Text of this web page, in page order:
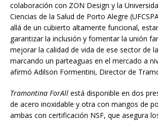
colaboración con ZON Design y la
Ciencias de la Salud de Porto Alegre
allá de un cubierto altamente funcional,
garantizar la inclusión y fomentar la unión
mejorar la calidad de vida de ese sector de
marcando un parteaguas en el mercado a
afirmó Adilson Formentini, Director de
Tramontina ForAll está disponible en dos
de acero inoxidable y otra con mangos de
ambas con certificación NSF, que asegura